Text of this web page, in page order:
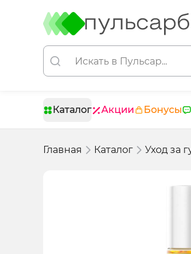
Каталог Акции Бонусы
Главная Каталог Уход за